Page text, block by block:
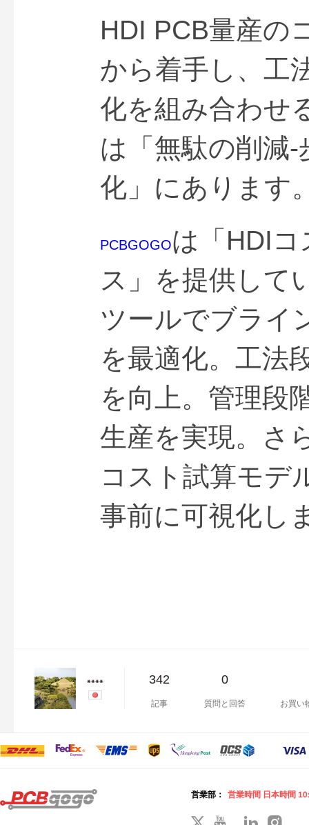
HDI PCB量産の
から着手し、工
化を組み合わせ
は「無駄の削減
化」にあります
PCBGOGOは「HDI
ス」を提供して
ツールでブライ
を最適化。工法
を向上。管理段
生産を実現。さ
コスト試算モデ
事前に可視化し
**** 342
記事
0
質問と回答 お買い
営業部： 営業時間 日本時間